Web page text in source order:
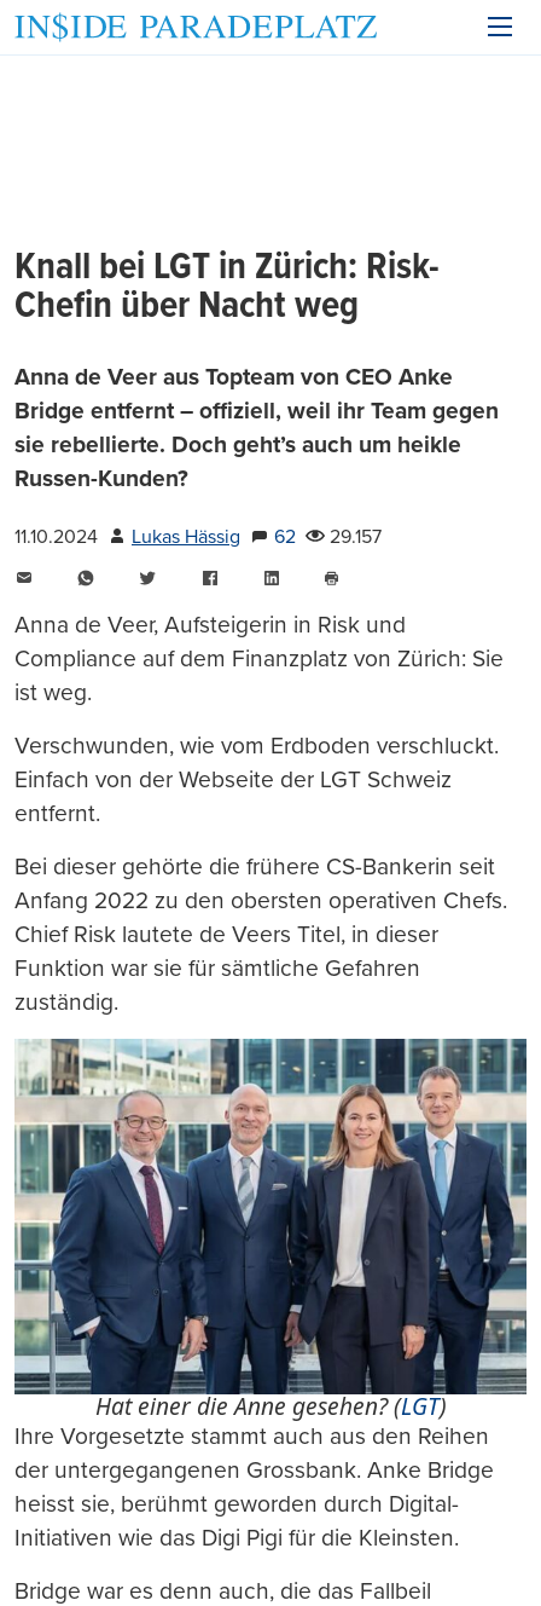
Knall bei LGT in Zürich: Risk-
Chefin über Nacht weg
Anna de Veer aus Topteam von CEO Anke
Bridge entfernt – offiziell, weil ihr Team gegen
sie rebellierte. Doch geht’s auch um heikle
Russen-Kunden?
11.10.2024 Lukas Hässig 62
29.157
WhatsAppTwitter FacebookLinkedIn
drucken
Anna de Veer, Aufsteigerin in Risk und
Compliance auf dem Finanzplatz von Zürich: Sie
ist weg.
Verschwunden, wie vom Erdboden verschluckt.
Einfach von der Webseite der LGT Schweiz
entfernt.
Bei dieser gehörte die frühere CS-Bankerin seit
Anfang 2022 zu den obersten operativen Chefs.
Chief Risk lautete de Veers Titel, in dieser
Funktion war sie für sämtliche Gefahren
zuständig.
Hat einer die Anne gesehen? (LGT)
Ihre Vorgesetzte stammt auch aus den Reihen
der untergegangenen Grossbank. Anke Bridge
heisst sie, berühmt geworden durch Digital-
Initiativen wie das Digi Pigi für die Kleinsten.
Bridge war es denn auch, die das Fallbeil